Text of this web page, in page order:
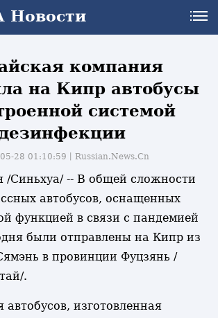
компания
на Кипр автобусы
системой
дезинфекции
28 01:10:59丨Russian.News.Cn
/Синьхуа/ -- В общей сложности
автобусов, оснащенных
функцией в связи с пандемией
были отправлены на Кипр из
в провинции Фуцзянь /
.
изготовленная